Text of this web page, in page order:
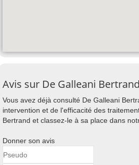
Avis sur De Galleani
Vous avez déjà consulté De Galleani
intervention et de l'efficacité des
Bertrand et classez-le à sa place dans
Donner son avis